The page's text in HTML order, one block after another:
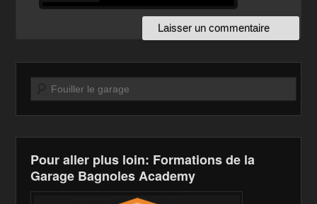
Recherche
Pour aller plus loin: Formations de la
Garage Bagnoles Academy